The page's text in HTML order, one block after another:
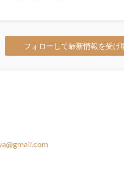
フォローして最新情報を受け